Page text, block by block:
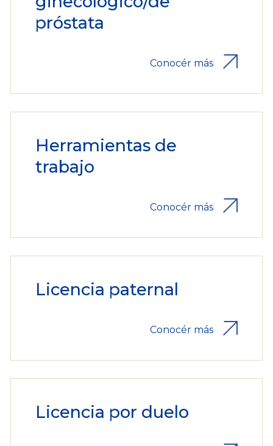
próstata
Conocér más
Herramientas de
trabajo
Conocér más
Licencia paternal
Conocér más
Licencia por duelo